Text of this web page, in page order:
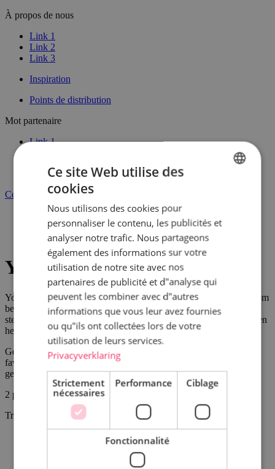
À propos de nous
Link 1
Link 2
Link 3
Inspiration
Points de distribution
Mot partenaire
Link 1
Contactez
Compte
Accueil
Schepijs
Yoghurtijs
Yoghurtijs
Yoghurtijs maken we op basis van yoghurt. In tegenstelling tot room
bevat yoghurt een pak minder vet en calorieën, maar is wel nog
steeds overheerlijk! Yoghurtijs valt ook lichter, waardoor het meteen
het perfecte tussendoortje is.
Geniet het hele jaar door van ons lekkere yoghurtijs en haal je
favoriete smaak in huis! Altijd dessert in je vriezer, of een (bijna)
gezonde snack. Smakelijk!
2 produits
Trier par
Par ordre décroissant
Ce site Web utilise des
cookies
Nous utilisons des cookies pour
personnaliser le contenu, les publicités et
analyser notre trafic. Nous partageons
également des informations sur votre
utilisation de notre site avec nos
partenaires de publicité et d"analyse qui
peuvent les combiner avec d"autres
informations que vous leur avez fournies
ou qu"ils ont collectées lors de votre
utilisation de leurs services.
Privacyverklaring
Strictement
nécessaires
Performance Ciblage
Fonctionnalité